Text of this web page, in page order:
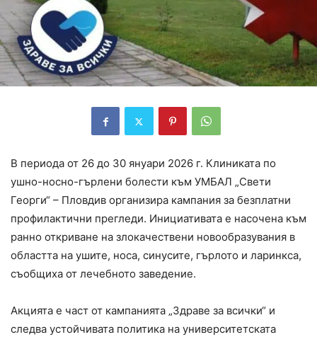
В периода от 26 до 30 януари 2026 г. Клиниката по
ушно-носно-гърлени болести към УМБАЛ „Свети
Георги“ – Пловдив организира кампания за безплатни
профилактични прегледи. Инициативата е насочена към
ранно откриване на злокачествени новообразувания в
областта на ушите, носа, синусите, гърлото и ларинкса,
съобщиха от лечебното заведение.
Акцията е част от кампанията „Здраве за всички“ и
следва устойчивата политика на университетската